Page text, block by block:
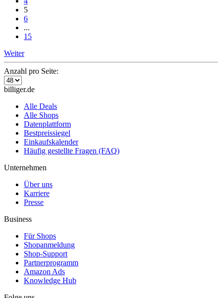
5
6
...
15
Weiter
Anzahl pro Seite:
billiger.de
Alle Deals
Alle Shops
Datenplattform
Bestpreissiegel
Einkaufskalender
Häufig gestellte Fragen (FAQ)
Unternehmen
Über uns
Karriere
Presse
Business
Für Shops
Shopanmeldung
Shop-Support
Partnerprogramm
Amazon Ads
Knowledge Hub